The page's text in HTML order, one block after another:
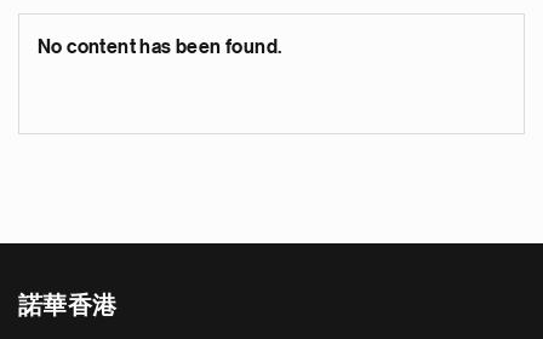
No content has been found.
諾華香港